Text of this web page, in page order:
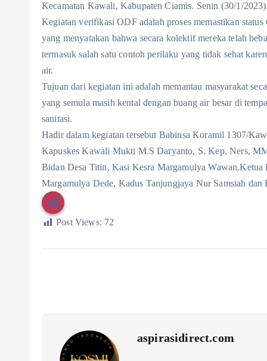
Kecamatan Kawali, Kabupaten Ciamis. Senin (30/1/
Kegiatan verifikasi ODF adalah proses memastikan
yang menyatakan bahwa secara kolektif mereka telah
termasuk salah satu contoh perilaku yang tidak sehat
air.
Tujuan dari kegiatan ini adalah memantau masyarakat
yang semula masih kental dengan buang air besar di
sanitasi.
Hadir dalam kegiatan tersebut Babinsa Koramil 1307/
Kapuskes Kawali Mukti M.S Daryanto, S. Kep. Ners,
Bidan Desa Titin, Kasi Kesra Margamulya
Margamulya Dede, Kadus Tanjungjaya Nur Samsiah dan
Post Views: 72
aspirasidirect.com